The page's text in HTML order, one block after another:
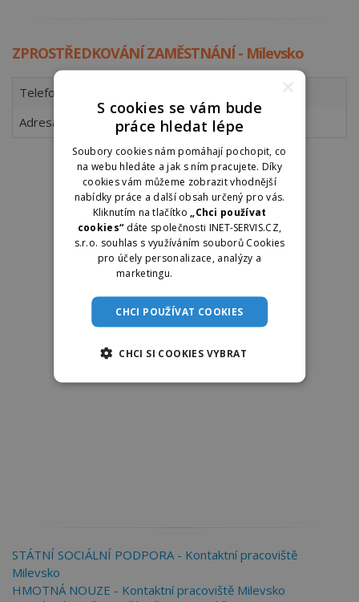
ZPROSTŘEDKOVÁNÍ ZAMĚSTNÁNÍ - Milevsko
Telefon
Adresa
Za Radnicí 12, 399 01 Milevsko 1
STÁTNÍ SOCIÁLNÍ PODPORA - Kontaktní pracoviště
Milevsko
HMOTNÁ NOUZE - Kontaktní pracoviště Milevsko
×
S cookies se vám bude
práce hledat lépe
Soubory cookies nám pomáhají pochopit, co
na webu hledáte a jak s ním pracujete. Díky
cookies vám můžeme zobrazit vhodnější
nabídky práce a další obsah určený pro vás.
Kliknutím na tlačítko„Chci používat
cookies“ dáte společnosti INET-SERVIS.CZ,
s.r.o. souhlas s využíváním souborů Cookies
pro účely personalizace, analýzy a
marketingu.
CHCI POUŽÍVAT COOKIES
CHCI SI COOKIES VYBRAT